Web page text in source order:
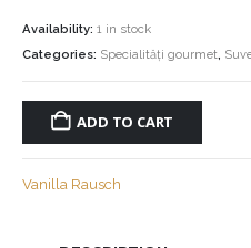
Availability: 1 in stock
Categories: Specialități gourmet,
ADD TO CART
Vanilla Rausch